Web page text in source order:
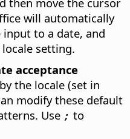
will automatically
to a date, and
setting.
acceptance
the locale (set in
modify these default
Use ; to